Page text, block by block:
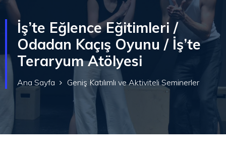
İş’te Eğlence Eğitimleri /
Odadan Kaçış Oyunu / İş’te
Teraryum Atölyesi
Ana Sayfa Geniş Katılımlı ve Aktiviteli Seminerler